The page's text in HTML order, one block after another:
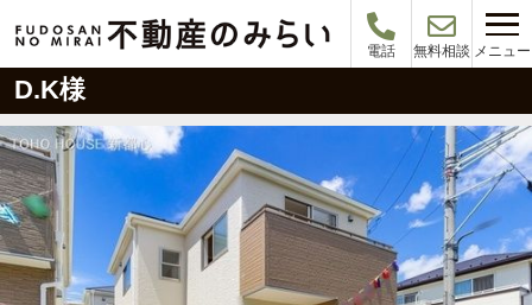
電話 無料相談 メニュー
D.K様